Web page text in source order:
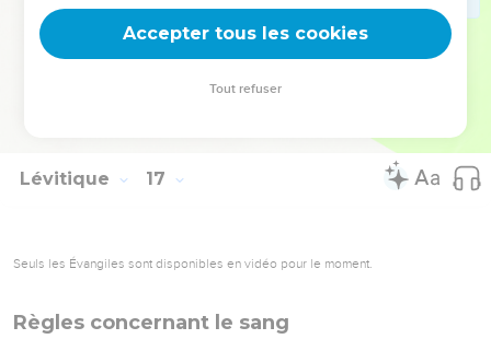
Israélites. » Aaron obéit à tous les commandements que le
SEIGNEUR a donnés à Moïse.
© Société biblique française – Bibli’O, 2000, avec autorisation. Pour vous procurer
Lévitique 17
Seuls les Évangiles sont disponibles en vidéo pour le moment.
Règles concernant le sang
Accepter tous les cookies
Tout refuser